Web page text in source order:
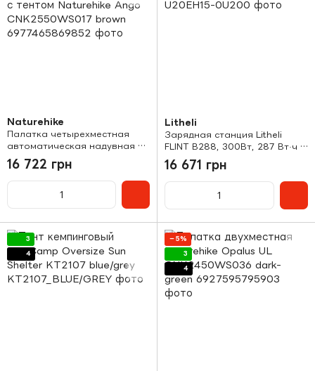
Naturehike
Палатка четырехместная
автоматическая надувная с
тентом Naturehike Ango
CNK2550WS017 brown
16 722 грн
Litheli
Зарядная станция Litheli
FLINT В288, 300Вт, 287 Вт·ч +
2 Power Bank
16 671 грн
3
4
−5%
3
4